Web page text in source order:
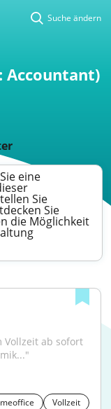
Suche ändern
Accountant)
eine
Sie
Sie
die Möglichkeit
Vollzeit ab sofort
Vollzeit